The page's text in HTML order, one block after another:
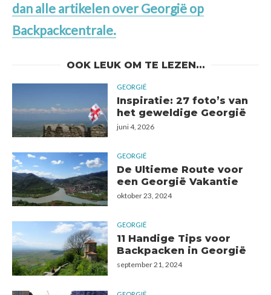
dan alle artikelen over Georgië op
Backpackcentrale.
OOK LEUK OM TE LEZEN...
GEORGIË
Inspiratie: 27 foto’s van
het geweldige Georgië
juni 4, 2026
GEORGIË
De Ultieme Route voor
een Georgië Vakantie
oktober 23, 2024
GEORGIË
11 Handige Tips voor
Backpacken in Georgië
september 21, 2024